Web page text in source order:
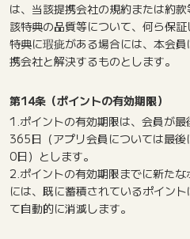
は、当該提携会社の規約または約
該特典の品質等について、何ら保
特典に瑕疵がある場合には、本会
携会社と解決するものとします。
第14条（ポイントの有効期限）
1.ポイントの有効期限は、会員が
365日（アプリ会員については最
0日）とします。
2.ポイントの有効期限までに新た
には、既に蓄積されているポイン
て自動的に消滅します。